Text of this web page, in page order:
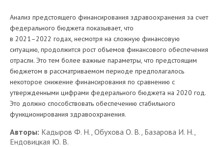
Анализ предстоящего финансирования здравоохранения за счет
федерального бюджета показывает, что
в 2021–2022 годах, несмотря на сложную финансовую
ситуацию, продолжится рост объемов финансового обеспечения
отрасли. Это тем более важные параметры, что предстоящим
бюджетом в рассматриваемом периоде предполагалось
некоторое снижение финансирования по сравнению с
утвержденными цифрами федерального бюджета на 2020 год.
Это должно способствовать обеспечению стабильного
функционирования здравоохранения.
Авторы: Кадыров Ф. Н., Обухова О. В., Базарова И. Н.,
Ендовицкая Ю. В.